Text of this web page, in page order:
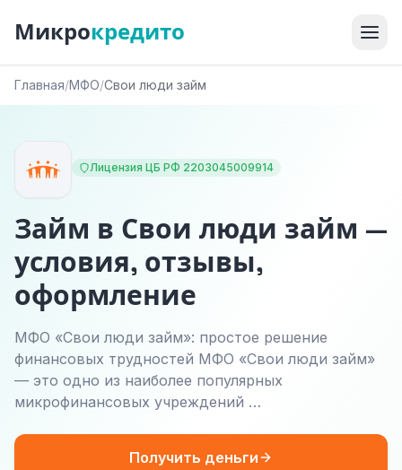
Микрокредито
Главная/МФО/Свои люди займ
Лицензия ЦБ РФ 2203045009914
Займ в Свои люди займ —
условия, отзывы,
оформление
МФО «Свои люди займ»: простое решение
финансовых трудностей МФО «Свои люди займ»
— это одно из наиболее популярных
микрофинансовых учреждений …
Получить деньги